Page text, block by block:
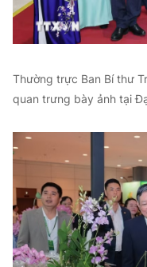
Thường trực Ban Bí thư
quan trưng bày ảnh tại